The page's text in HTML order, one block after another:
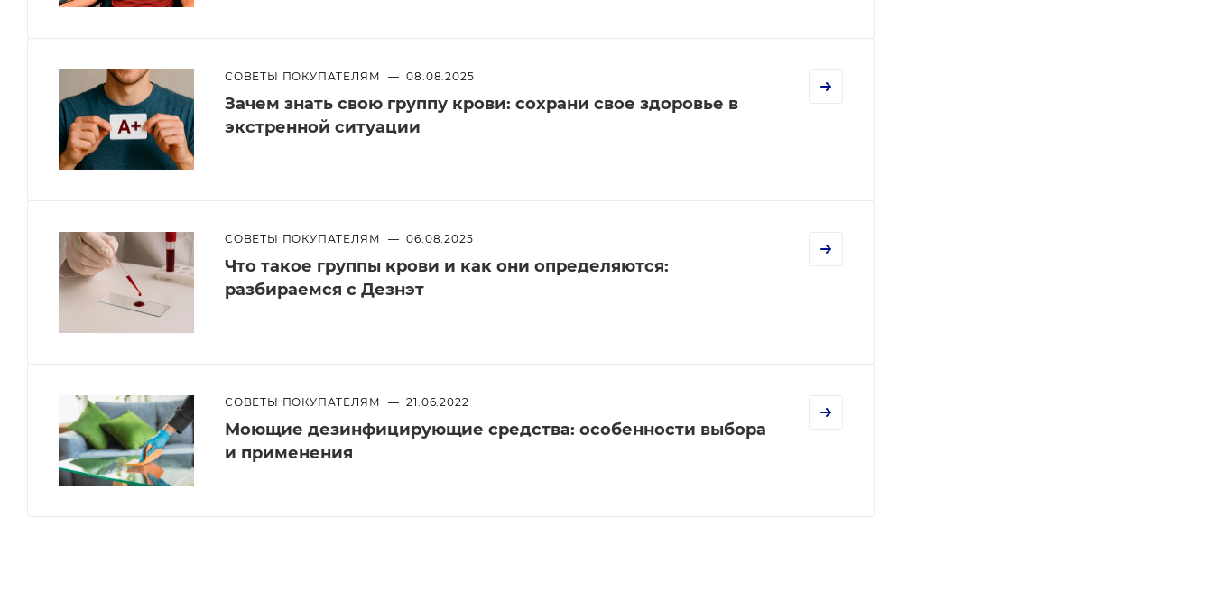
СОВЕТЫ ПОКУПАТЕЛЯМ — 08.08.2025
Зачем знать свою группу крови: сохрани свое здоровье в
экстренной ситуации
СОВЕТЫ ПОКУПАТЕЛЯМ — 06.08.2025
Что такое группы крови и как они определяются:
разбираемся с Дезнэт
СОВЕТЫ ПОКУПАТЕЛЯМ — 21.06.2022
Моющие дезинфицирующие средства: особенности выбора
и применения